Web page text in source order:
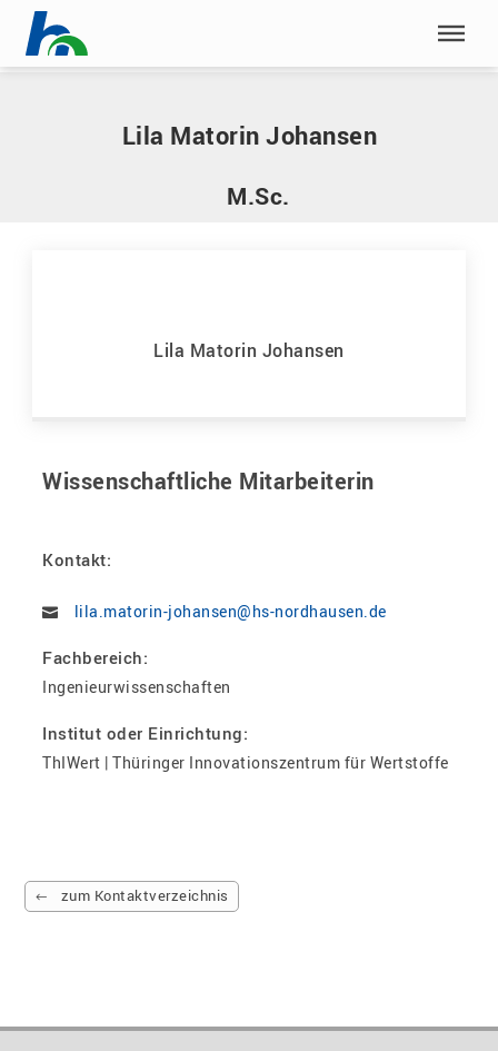
Menü überspringen
Home |M|Matorin Johansen, Lila
Lila Matorin Johansen
M.Sc.
Wissenschaftliche Mitarbeiterin
Kontakt:
lila.matorin-johansen@hs-nordhausen.de
Fachbereich:
Ingenieurwissenschaften
Institut oder Einrichtung:
ThIWert | Thüringer Innovationszentrum für Wertstoffe
Lila Matorin Johansen
zum Kontaktverzeichnis